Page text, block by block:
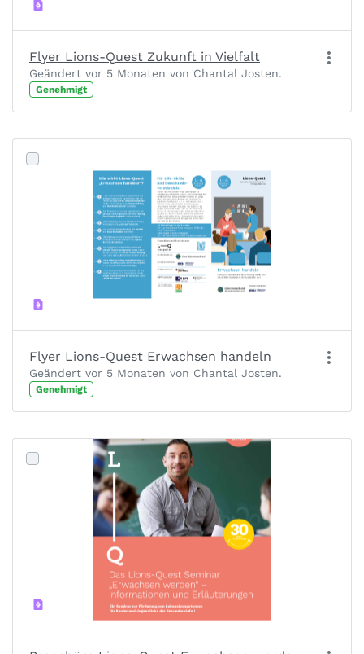
Flyer Lions-Quest Zukunft in Vielfalt
Geändert vor 5 Monaten von Chantal Josten.
Genehmigt
Flyer Lions-Quest Erwachsen handeln
Geändert vor 5 Monaten von Chantal Josten.
Genehmigt